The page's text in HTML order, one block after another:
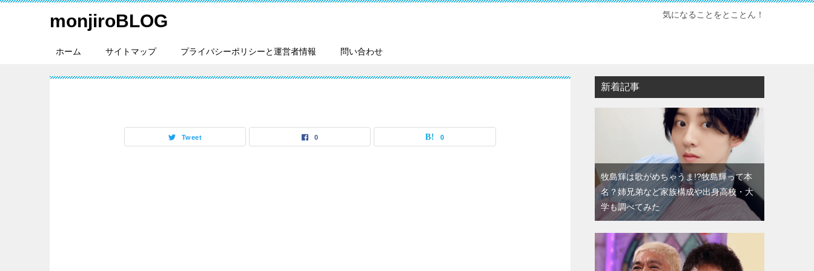
monjiroBLOG 気になることをとことん！
ホーム サイトマップ プライバシーポリシーと運営者情報 問い合わせ
Tweet 0 0
新着記事
牧島輝は歌がめちゃうま!?牧島輝って本
名？姉兄弟など家族構成や出身高校・大
学も調べてみた